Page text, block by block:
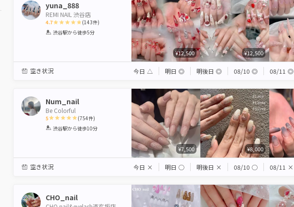
yuna_888
REMI NAIL 渋谷店
4.7
1 2 3 4 5
(143件)
渋谷駅から徒歩5分
¥12,500 ¥12,500
空き状況 今日 △ 明日 ◎ 明後日 ◎ 08/10 ◎ 08/11 ◎
Num_nail
Be Colorful
5
1 2 3 4 5
(754件)
渋谷駅から徒歩10分
¥7,500 ¥8,000
空き状況 今日 × 明日 ◯ 明後日 × 08/10 ◯ 08/11 ×
CHO_nail